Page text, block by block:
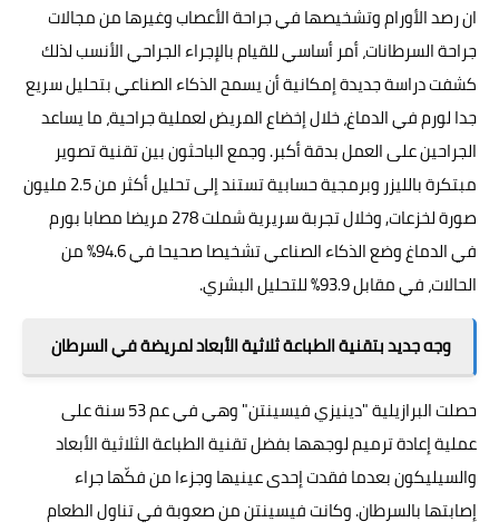
ان رصد الأورام وتشخيصها في جراحة الأعصاب وغيرها من مجالات
جراحة السرطانات، أمر أساسي للقيام بالإجراء الجراحي الأنسب لذلك
كشفت دراسة جديدة إمكانية أن يسمحالذكاء الصناعيبتحليل سريع
جدا لورم في الدماغ، خلال إخضاع المريض لعملية جراحية، ما يساعد
الجراحين على العمل بدقة أكبر. وجمع الباحثون بين تقنية تصوير
مبتكرة بالليزر وبرمجية حسابية تستند إلى تحليل أكثر من 2.5 مليون
صورة لخزعات, وخلال تجربة سريرية شملت 278 مريضا مصابا بورم
في الدماغ وضع الذكاء الصناعي تشخيصا صحيحا في 94.6% من
الحالات، في مقابل 93.9% للتحليل البشري.
وجه جديد بتقنية الطباعة ثلاثية الأبعاد لمريضة في السرطان
حصلت البرازيلية "دينيزي فيسينتن" وهي في عم 53 سنة على
عملية إعادة ترميم لوجهها بفضل تقنية الطباعة الثلاثية الأبعاد
والسيليكون بعدما فقدت إحدى عينيها وجزءا من فكّها جراء
إصابتها بالسرطان. وكانت فيسينتن من صعوبة في تناول الطعام